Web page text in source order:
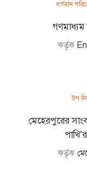
বর্তমান
গণমাধ্যম
কর্তৃক
টপ
মেহেরপুরের
কর্তৃক